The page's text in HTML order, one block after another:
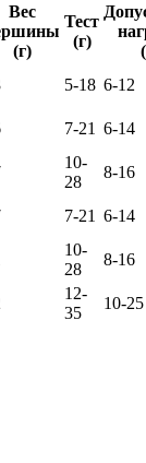
Вес
(г)
Тест
(г)
5-18 6-12
7-21 6-14
10-
28
8-16
7-21 6-14
10-
28
8-16
12-
35
10-25